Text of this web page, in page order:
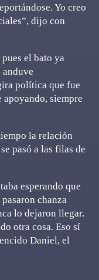
Yo creo
dijo con
el bato ya
política que fue
apoyando, siempre
la relación
pasó a las filas de
esperando que
chanza
lo dejaron llegar.
otra cosa. Eso sí
Daniel, el